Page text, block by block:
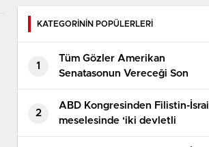
KATEGORİNİN POPÜLERLERİ
1
Tüm Gözler Amerikan
Senatasonun Vereceği Son
Kararda
2
ABD Kongresinden Filistin-İsrail
meselesinde ‘iki devletli
çözüme’ destek